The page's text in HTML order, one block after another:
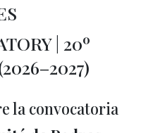
| 20º
la convocatoria